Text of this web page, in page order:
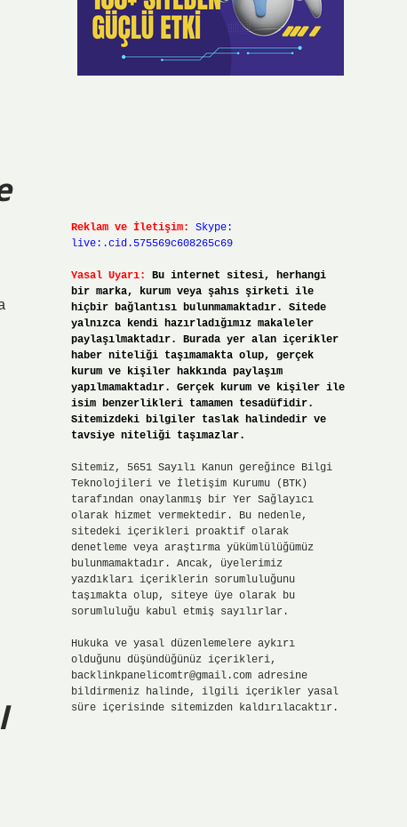
Reklam ve İletişim:
Skype:
live:.cid.575569c608265c69
Yasal Uyarı:
Bu internet sitesi, herhangi
bir marka, kurum veya şahıs şirketi ile
hiçbir bağlantısı bulunmamaktadır. Sitede
yalnızca kendi hazırladığımız makaleler
paylaşılmaktadır. Burada yer alan içerikler
haber niteliği taşımamakta olup, gerçek
kurum ve kişiler hakkında paylaşım
yapılmamaktadır. Gerçek kurum ve kişiler ile
isim benzerlikleri tamamen tesadüfidir.
Sitemizdeki bilgiler taslak halindedir ve
tavsiye niteliği taşımazlar.
Sitemiz, 5651 Sayılı Kanun gereğince Bilgi
Teknolojileri ve İletişim Kurumu (BTK)
tarafından onaylanmış bir Yer Sağlayıcı
olarak hizmet vermektedir. Bu nedenle,
sitedeki içerikleri proaktif olarak
denetleme veya araştırma yükümlülüğümüz
bulunmamaktadır. Ancak, üyelerimiz
yazdıkları içeriklerin sorumluluğunu
taşımakta olup, siteye üye olarak bu
sorumluluğu kabul etmiş sayılırlar.
Hukuka ve yasal düzenlemelere aykırı
olduğunu düşündüğünüz içerikleri,
backlinkpanelicomtr@gmail.comadresine
bildirmeniz halinde, ilgili içerikler yasal
süre içerisinde sitemizden kaldırılacaktır.